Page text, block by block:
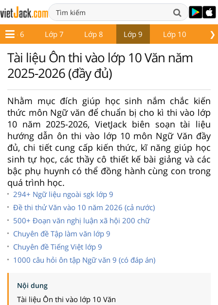
❯
Lớp 6 Lớp 7 Lớp 8 Lớp 9 Lớp 10
Tài liệu Ôn thi vào lớp 10 Văn năm
2025-2026 (đầy đủ)
Nhằm mục đích giúp học sinh nắm chắc kiến
thức môn Ngữ văn để chuẩn bị cho kì thi vào lớp
10 năm 2025-2026, VietJack biên soạn tài liệu
hướng dẫn ôn thi vào lớp 10 môn Ngữ Văn đầy
đủ, chi tiết cung cấp kiến thức, kĩ năng giúp học
sinh tự học, các thầy cô thiết kế bài giảng và các
bậc phụ huynh có thể đồng hành cùng con trong
quá trình học.
294+ Ngữ liệu ngoài sgk lớp 9
Đề thi thử Văn vào 10 năm 2026 (cả nước)
500+ Đoạn văn nghị luận xã hội 200 chữ
Chuyên đề Tập làm văn lớp 9
Chuyên đề Tiếng Việt lớp 9
1000 câu hỏi ôn tập Ngữ văn 9 (có đáp án)
Nội dung
Tài liệu Ôn thi vào lớp 10 Văn